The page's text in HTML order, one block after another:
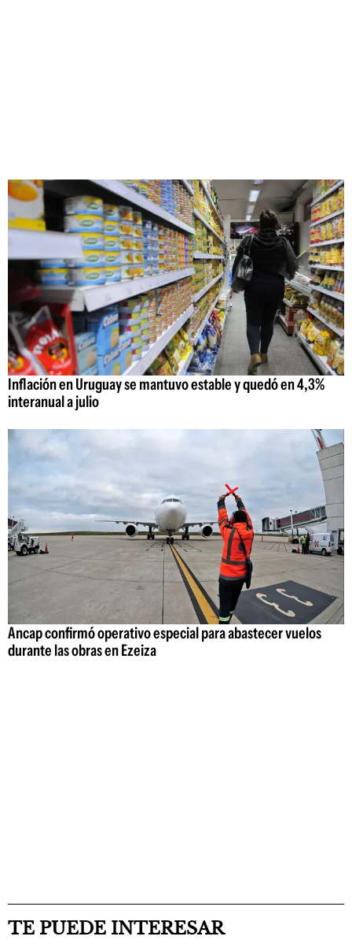
Inflación en Uruguay se mantuvo estable y quedó en 4,3%
interanual a julio
Ancap confirmó operativo especial para abastecer vuelos
durante las obras en Ezeiza
TE PUEDE INTERESAR